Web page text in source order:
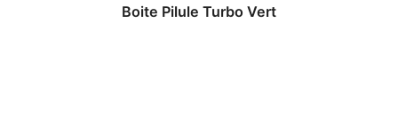
Boite Pilule Turbo Vert